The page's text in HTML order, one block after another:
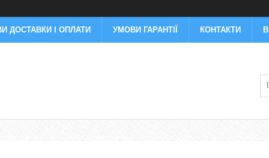
ДОСТАВКИ І ОПЛАТИ УМОВИ ГАРАНТІЇ КОНТАКТИ